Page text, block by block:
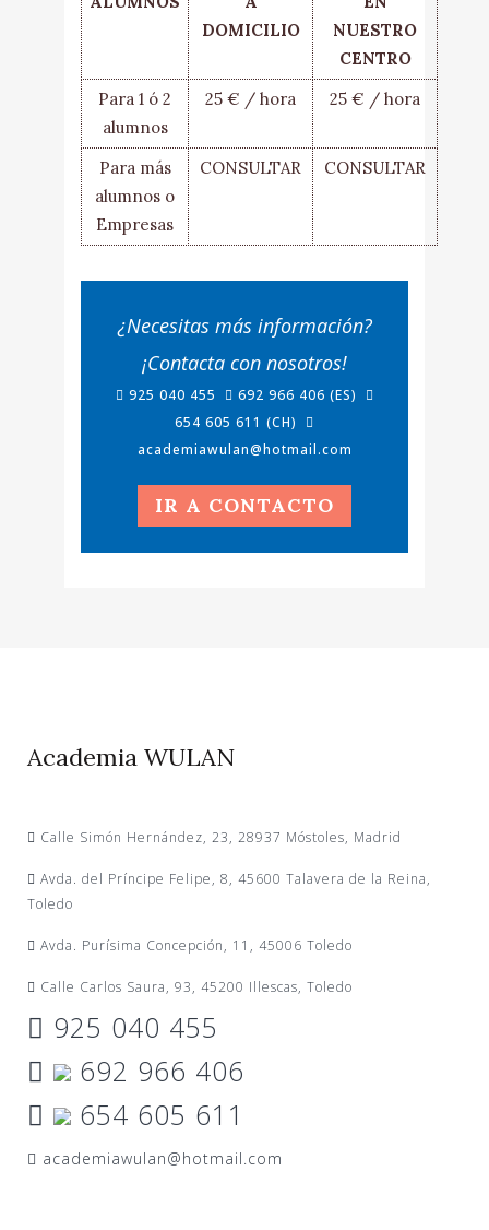
DOMICILIO
NUESTRO
CENTRO
Para 1 ó 2
alumnos
25 € / hora 25 € / hora
Para más
alumnos o
Empresas
CONSULTAR CONSULTAR
¿Necesitas más información?
¡Contacta con nosotros!
925 040 455
692 966 406 (ES)
654 605 611 (CH)
academiawulan@hotmail.com
IR A CONTACTO
Academia WULAN
Calle Simón Hernández, 23, 28937 Móstoles, Madrid
Avda. del Príncipe Felipe, 8, 45600 Talavera de la Reina,
Toledo
Avda. Purísima Concepción, 11, 45006 Toledo
Calle Carlos Saura, 93, 45200 Illescas, Toledo
925 040 455
692 966 406
654 605 611
academiawulan@hotmail.com